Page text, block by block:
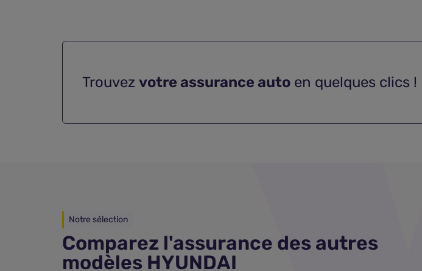
Trouvez votre assurance auto en quelques clics !
Notre sélection
Comparez l'assurance des autres
modèles HYUNDAI